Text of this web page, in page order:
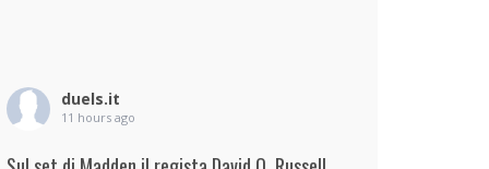
duels.it
11 hours ago